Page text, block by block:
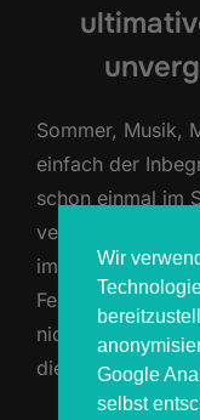
Sommer, Musik,
einfach der
schon einmal im
vermisst hat oder
im Zelt saß,
Festivaltraum
nicht passiert,
die ultimative
Wir
Google
selbst